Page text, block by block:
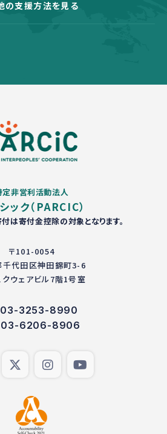
の支援方法を見る
定非営利活動法人
ック（PARCIC）
は寄付金控除の対象となります。
〒101-0054
千代田区神田錦町3-6
ウェアビル7階1号室
03-3253-8990
03-6206-8906